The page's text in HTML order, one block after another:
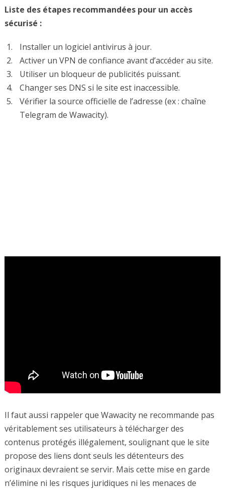
Liste des étapes recommandées pour un accès
sécurisé :
Installer un logiciel antivirus à jour.
Activer un VPN de confiance avant d’accéder au site.
Utiliser un bloqueur de publicités puissant.
Changer ses DNS si le site est inaccessible.
Vérifier la source officielle de l’adresse (ex : chaîne
Telegram de Wawacity).
Il faut aussi rappeler que Wawacity ne recommande pas
véritablement ses utilisateurs à télécharger des
contenus protégés illégalement, soulignant que le site
propose des liens dont seuls les détenteurs des
originaux devraient se servir. Mais cette mise en garde
n’élimine ni les risques juridiques ni les menaces de